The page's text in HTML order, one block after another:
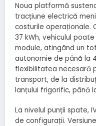
Noua platformă
tracțiune electrică
costurile operaționale.
37 kWh, vehiculul
module, atingând un
autonomie de până la
flexibilitatea necesară
transport, de la
lanțului frigorific, până
La nivelul punții spate,
de configurații.